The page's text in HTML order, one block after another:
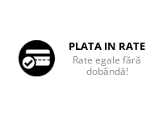
PLATA IN RATE
Rate egale fără
dobândă!